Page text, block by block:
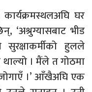
कार्यक्रमस्थलअघि घर
‘अश्रुग्यासबाट भीड
हुलले
। मैंले त गोठमा
।’ आँखैअघि एक